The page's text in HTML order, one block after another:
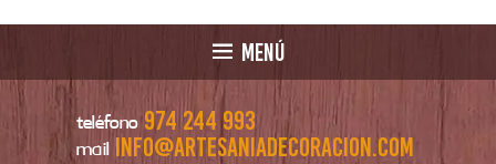
MENÚ
teléfono 974 244 993
mail info@artesaniadecoracion.com